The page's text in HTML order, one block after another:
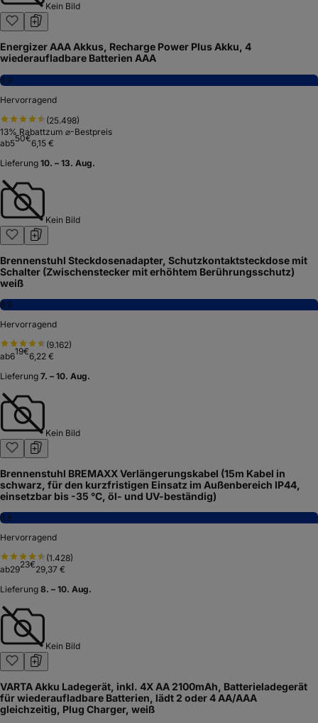
Kein Bild
Energizer AAA Akkus, Recharge Power Plus Akku, 4
wiederaufladbare Batterien AAA
8,9
Hervorragend
(25.498)
13% Rabattzum ⌀-Bestpreis
ab550€6,15 €
Lieferung 10. – 13. Aug.
Kein Bild
Brennenstuhl Steckdosenadapter, Schutzkontaktsteckdose mit
Schalter (Zwischenstecker mit erhöhtem Berührungsschutz)
weiß
8,9
Hervorragend
(9.162)
ab619€6,22 €
Lieferung 7. – 10. Aug.
Kein Bild
Brennenstuhl BREMAXX Verlängerungskabel (15m Kabel in
schwarz, für den kurzfristigen Einsatz im Außenbereich IP44,
einsetzbar bis -35 °C, öl- und UV-beständig)
8,8
Hervorragend
(1.428)
ab2923€29,37 €
Lieferung 8. – 10. Aug.
Kein Bild
VARTA Akku Ladegerät, inkl. 4X AA 2100mAh, Batterieladegerät
für wiederaufladbare Batterien, lädt 2 oder 4 AA/AAA
gleichzeitig, Plug Charger, weiß